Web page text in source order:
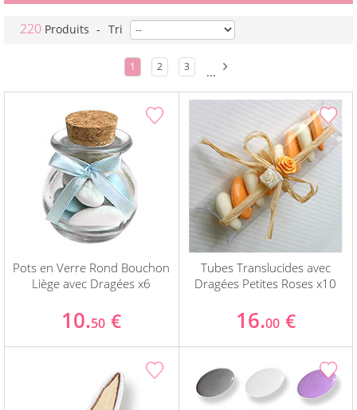
220 Produits - Tri
1 2 3 ...
Pots en Verre Rond Bouchon
Liège avec Dragées x6
10.50 €
Tubes Translucides avec
Dragées Petites Roses x10
16.00 €